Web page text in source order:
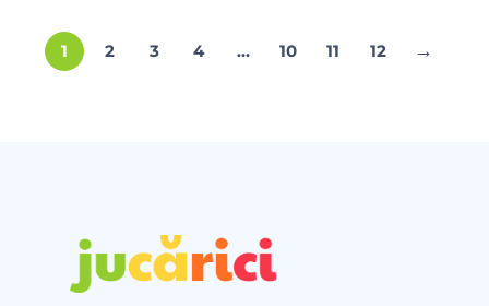
1 2 3 4 … 10 11 12 →